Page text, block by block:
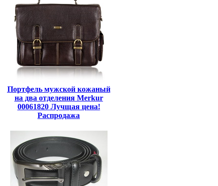
Портфель мужской кожаный
на два отделения Merkur
00061820 Лучщая цена!
Распродажа